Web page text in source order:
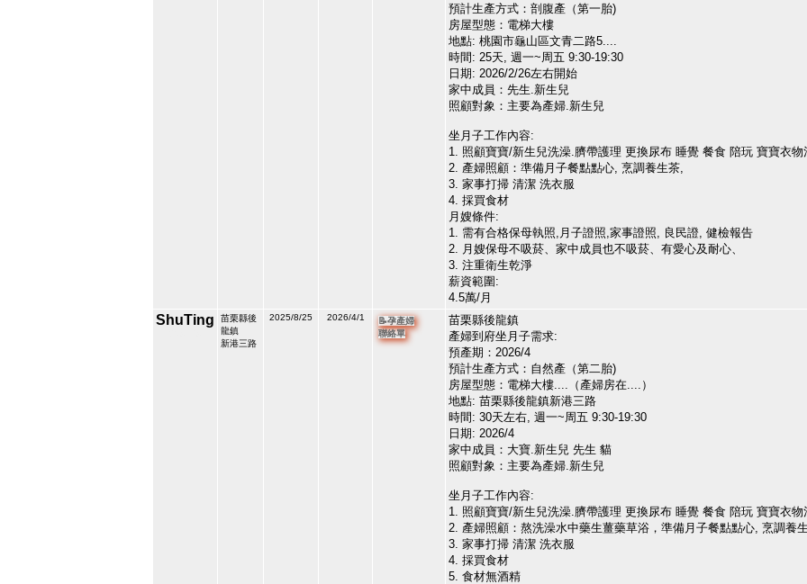
預計生產方式：剖腹產（第一胎)
房屋型態：電梯大樓
地點: 桃園市龜山區文青二路5....
時間: 25天, 週一~周五 9:30-19:30
日期: 2026/2/26左右開始
家中成員：先生.新生兒
照顧對象：主要為產婦.新生兒
坐月子工作內容:
1. 照顧寶寶/新生兒洗澡.臍帶護理 更換尿布 睡覺 餐食 陪玩 寶寶衣
2. 產婦照顧：準備月子餐點點心, 烹調養生茶,
3. 家事打掃 清潔 洗衣服
4. 採買食材
月嫂條件:
1. 需有合格保母執照,月子證照,家事證照, 良民證, 健檢報告
2. 月嫂保母不吸菸、家中成員也不吸菸、有愛心及耐心、
3. 注重衛生乾淨
薪資範圍:
4.5萬/月
ShuTing
苗栗縣後
龍鎮
新港三路
2025/8/25 2026/4/1
📝孕產婦
聯絡單
苗栗縣後龍鎮
產婦到府坐月子需求:
預產期：2026/4
預計生產方式：自然產（第二胎)
房屋型態：電梯大樓....（產婦房在....）
地點: 苗栗縣後龍鎮新港三路
時間: 30天左右, 週一~周五 9:30-19:30
日期: 2026/4
家中成員：大寶.新生兒 先生 貓
照顧對象：主要為產婦.新生兒
坐月子工作內容:
1. 照顧寶寶/新生兒洗澡.臍帶護理 更換尿布 睡覺 餐食 陪玩 寶寶衣
2. 產婦照顧：熬洗澡水中藥生薑藥草浴，準備月子餐點點心, 烹調養
3. 家事打掃 清潔 洗衣服
4. 採買食材
5. 食材無酒精